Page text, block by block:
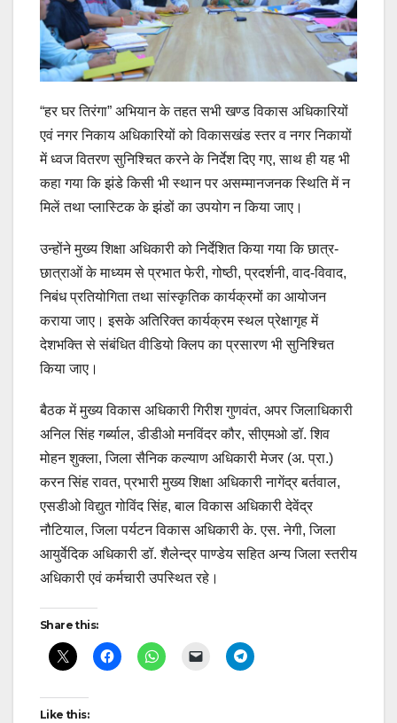
“हर घर तिरंगा” अभियान के तहत सभी खण्ड विकास अधिकारियों
एवं नगर निकाय अधिकारियों को विकासखंड स्तर व नगर निकायों
में ध्वज वितरण सुनिश्चित करने के निर्देश दिए गए, साथ ही यह भी
कहा गया कि झंडे किसी भी स्थान पर असम्मानजनक स्थिति में न
मिलें तथा प्लास्टिक के झंडों का उपयोग न किया जाए।
उन्होंने मुख्य शिक्षा अधिकारी को निर्देशित किया गया कि छात्र-
छात्राओं के माध्यम से प्रभात फेरी, गोष्ठी, प्रदर्शनी, वाद-विवाद,
निबंध प्रतियोगिता तथा सांस्कृतिक कार्यक्रमों का आयोजन
कराया जाए। इसके अतिरिक्त कार्यक्रम स्थल प्रेक्षागृह में
देशभक्ति से संबंधित वीडियो क्लिप का प्रसारण भी सुनिश्चित
किया जाए।
बैठक में मुख्य विकास अधिकारी गिरीश गुणवंत, अपर जिलाधिकारी
अनिल सिंह गर्ब्याल, डीडीओ मनविंदर कौर, सीएमओ डॉ. शिव
मोहन शुक्ला, जिला सैनिक कल्याण अधिकारी मेजर (अ. प्रा.)
करन सिंह रावत, प्रभारी मुख्य शिक्षा अधिकारी नागेंद्र बर्तवाल,
एसडीओ विद्युत गोविंद सिंह, बाल विकास अधिकारी देवेंद्र
नौटियाल, जिला पर्यटन विकास अधिकारी के. एस. नेगी, जिला
आयुर्वेदिक अधिकारी डॉ. शैलेन्द्र पाण्डेय सहित अन्य जिला स्तरीय
अधिकारी एवं कर्मचारी उपस्थित रहे।
Share this:
Like this: